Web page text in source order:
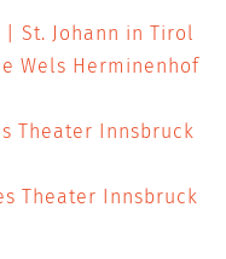
St. Johann in Tirol
Wels Herminenhof
Theater Innsbruck
Theater Innsbruck